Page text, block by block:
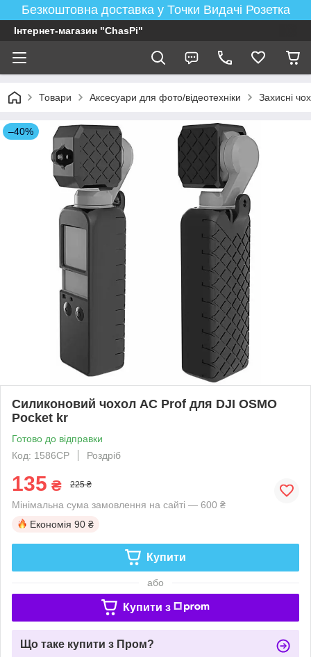
Безкоштовна доставка у Точки Видачі Розетка
Інтернет-магазин "ChasPi"
Товари Аксесуари для фото/відеотехніки Захисні
–40%
Силиконовий чохол AC Prof для DJI OSMO
Pocket kr
Готово до відправки
Код: 1586CP
Роздріб
135 ₴ 225 ₴
Мінімальна сума замовлення на сайті — 600 ₴
Економія 90 ₴
Купити
або
Купити з
Що таке купити з Пром?